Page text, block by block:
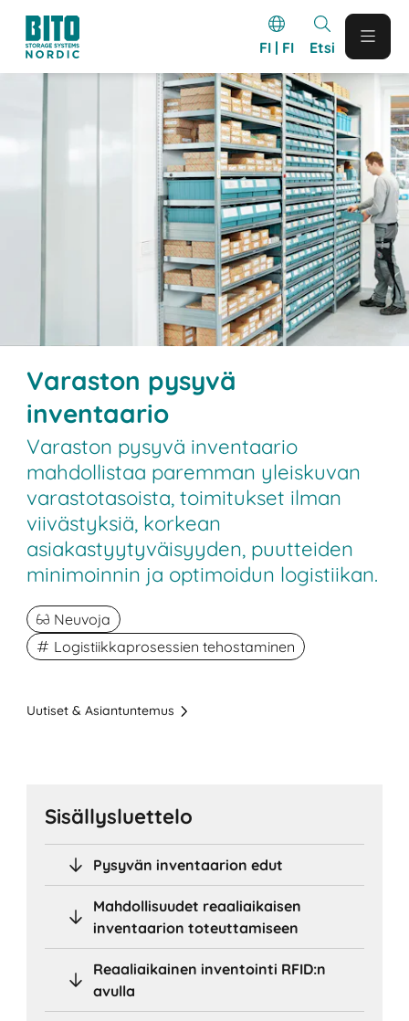
FI | FI Etsi
Varaston pysyvä
inventaario
Varaston pysyvä inventaario
mahdollistaa paremman yleiskuvan
varastotasoista, toimitukset ilman
viivästyksiä, korkean
asiakastyytyväisyyden, puutteiden
minimoinnin ja optimoidun logistiikan.
Neuvoja
Logistiikkaprosessien tehostaminen
Uutiset & Asiantuntemus
Sisällysluettelo
Pysyvän inventaarion edut
Mahdollisuudet reaaliaikaisen
inventaarion toteuttamiseen
Reaaliaikainen inventointi RFID:n
avulla